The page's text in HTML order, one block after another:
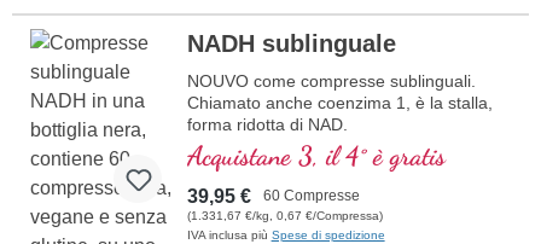
Mitochondrium forte PRO
NADH sublinguale
NOUVO come compresse sublinguali.
Chiamato anche coenzima 1, è la stalla,
forma ridotta di NAD.
• no nano - NADH, senza nanoparticelle!
• sublinguale per un migliore
assorbimento attraverso la mucosa orale
• Senza di additivi
Acquistane 3, il 4° è gratis
39,95 € 60 Compresse
(1.331,67 €/kg, 0,67 €/Compressa)
IVA inclusa più Spese di spedizione